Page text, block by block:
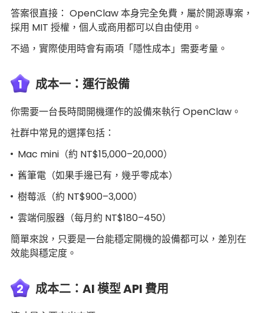
答案很直接： OpenClaw 本身完全免費，屬於開源專案，
採用 MIT 授權，個人或商用都可以自由使用。
不過，實際使用時會有兩項「隱性成本」需要考量。
1 成本一：運行設備
你需要一台長時間開機運作的設備來執行 OpenClaw。
社群中常見的選擇包括：
Mac mini（約 NT$15,000–20,000）
舊筆電（如果手邊已有，幾乎零成本）
樹莓派（約 NT$900–3,000）
雲端伺服器（每月約 NT$180–450）
簡單來說，只要是一台能穩定開機的設備都可以，差別在
效能與穩定度。
2 成本二：AI 模型 API 費用